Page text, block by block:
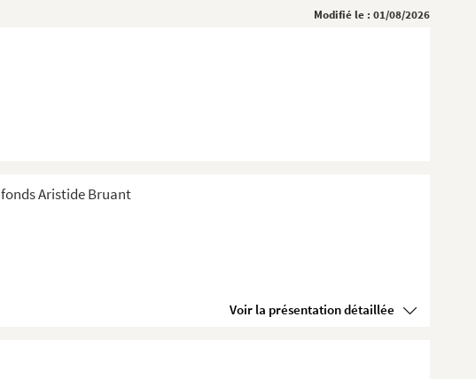
Modifié le : 01/08/2026
Aristide Bruant
Voir la présentation détaillée